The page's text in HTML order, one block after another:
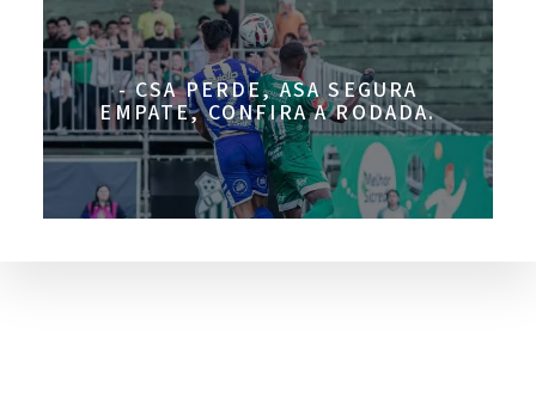
- CSA PERDE, ASA SEGURA
EMPATE, CONFIRA A RODADA.